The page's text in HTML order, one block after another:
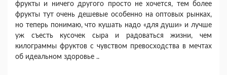
фрукты и ничего другого просто не хочется, тем более
фрукты тут очень дешевые особенно на оптовых рынках,
но теперь понимаю, что кушать надо «для души» и лучше
уж съесть кусочек сыра и радоваться жизни, чем
килограммы фруктов с чувством превосходства в мечтах
об идеальном здоровье ..